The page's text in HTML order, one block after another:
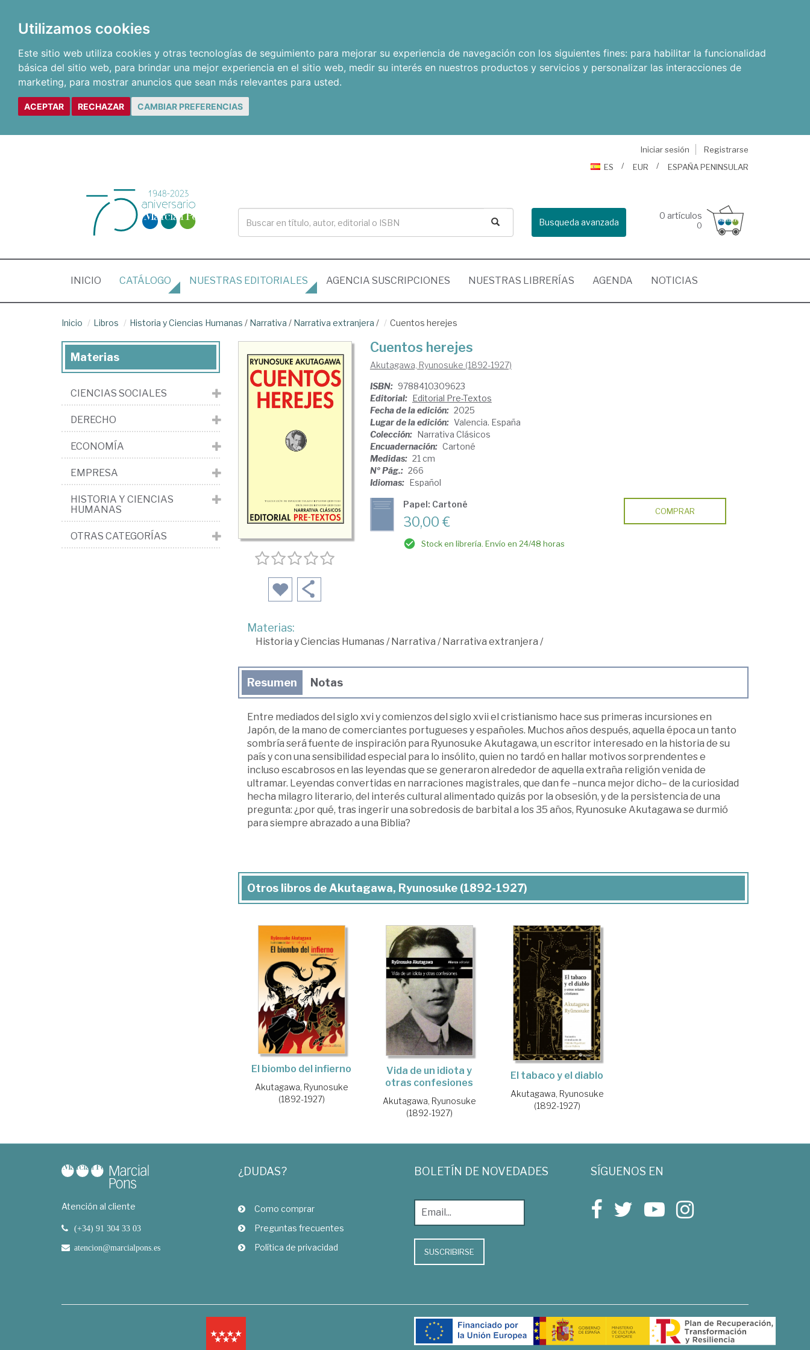
Utilizamos cookies
Este sitio web utiliza cookies y otras tecnologías de seguimiento para mejorar su experiencia de navegación con los siguientes fines: para habilitar la funcionalidad
básica del sitio web, para brindar una mejor experiencia en el sitio web, medir su interés en nuestros productos y servicios y personalizar las interacciones de
marketing, para mostrar anuncios que sean más relevantes para usted.
ACEPTAR RECHAZAR CAMBIAR PREFERENCIAS
Iniciar sesión
Registrarse
ES
EUR ESPAÑA PENINSULAR
Busqueda avanzada
0 artículos
0
INICIO (CURRENT)
CATÁLOGO NUESTRAS EDITORIALES AGENCIA SUSCRIPCIONES NUESTRAS LIBRERÍAS AGENDA NOTICIAS
Inicio Libros Historia y Ciencias Humanas / Narrativa / Narrativa extranjera / Cuentos herejes
Cuentos herejes
Akutagawa, Ryunosuke (1892-1927)
ISBN: 9788410309623
Editorial: Editorial Pre-Textos
Fecha de la edición: 2025
Lugar de la edición: Valencia. España
Colección: Narrativa Clásicos
Encuadernación: Cartoné
Medidas: 21 cm
Nº Pág.: 266
Idiomas: Español
Papel: Cartoné
30,00 €
Stock en librería. Envío en 24/48 horas
COMPRAR
Materias:
Historia y Ciencias Humanas/Narrativa /Narrativa extranjera /
Resumen Notas
Entre mediados del siglo xvi y comienzos del siglo xvii el cristianismo hace sus primeras incursiones en
Japón, de la mano de comerciantes portugueses y españoles. Muchos años después, aquella época un tanto
sombría será fuente de inspiración para Ryunosuke Akutagawa, un escritor interesado en la historia de su
país y con una sensibilidad especial para lo insólito, quien no tardó en hallar motivos sorprendentes e
incluso escabrosos en las leyendas que se generaron alrededor de aquella extraña religión venida de
ultramar. Leyendas convertidas en narraciones magistrales, que dan fe –nunca mejor dicho– de la curiosidad
hecha milagro literario, del interés cultural alimentado quizás por la obsesión, y de la persistencia de una
pregunta: ¿por qué, tras ingerir una sobredosis de barbital a los 35 años, Ryunosuke Akutagawa se durmió
para siempre abrazado a una Biblia?
Otros libros de Akutagawa, Ryunosuke (1892-1927)
El biombo del infierno
Akutagawa, Ryunosuke
(1892-1927)
Vida de un idiota y
otras confesiones
Akutagawa, Ryunosuke
(1892-1927)
El tabaco y el diablo
Akutagawa, Ryunosuke
(1892-1927)
Materias
CIENCIAS SOCIALES
DERECHO
ECONOMÍA
EMPRESA
HISTORIA Y CIENCIAS
HUMANAS
OTRAS CATEGORÍAS
Atención al cliente
(+34) 91 304 33 03
atencion@marcialpons.es
¿DUDAS?
Como comprar
Preguntas frecuentes
Política de privacidad
BOLETÍN DE NOVEDADES
SUSCRIBIRSE
SÍGUENOS EN